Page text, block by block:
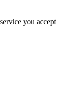
you accept